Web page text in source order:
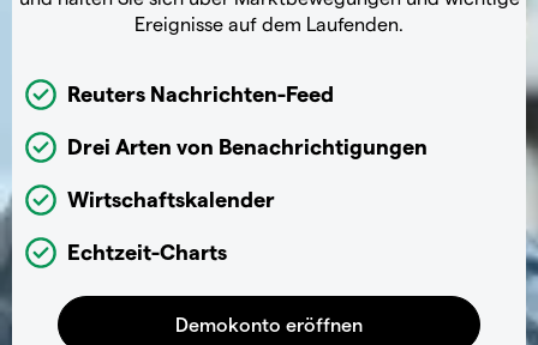
Ereignisse auf dem Laufenden.
Reuters Nachrichten-Feed
Drei Arten von Benachrichtigungen
Wirtschaftskalender
Echtzeit-Charts